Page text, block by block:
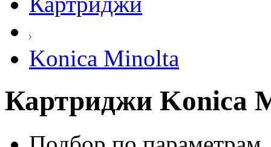
Konica Minolta
Картриджи Konica